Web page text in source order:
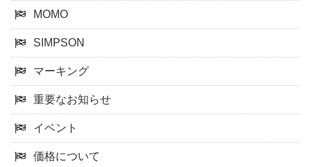
MOMO
SIMPSON
マーキング
重要なお知らせ
イベント
価格について